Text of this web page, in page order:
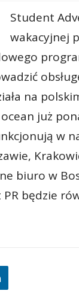
Student
wakacyjnej
na
ocean już
w
biuro w
PR będzie